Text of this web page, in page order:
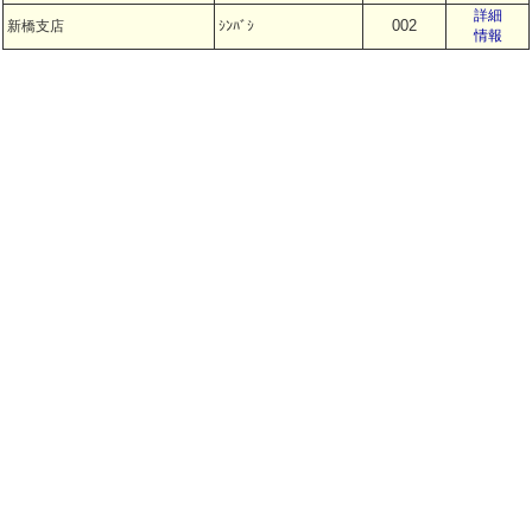
新橋支店 ｼﾝﾊﾞｼ 002
詳細
情報